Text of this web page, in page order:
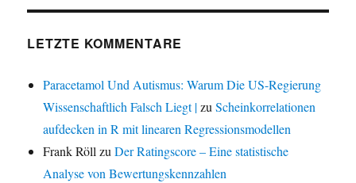
LETZTE KOMMENTARE
Paracetamol Und Autismus: Warum Die US-Regierung
Wissenschaftlich Falsch Liegt |zuScheinkorrelationen
aufdecken in R mit linearen Regressionsmodellen
Frank RöllzuDer Ratingscore – Eine statistische
Analyse von Bewertungskennzahlen